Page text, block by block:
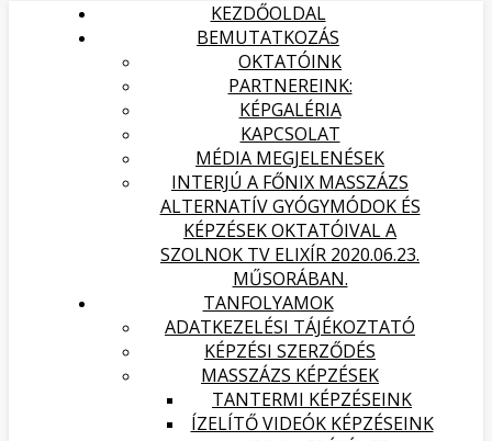
KEZDŐOLDAL
BEMUTATKOZÁS
OKTATÓINK
PARTNEREINK:
KÉPGALÉRIA
KAPCSOLAT
MÉDIA MEGJELENÉSEK
INTERJÚ A FŐNIX MASSZÁZS
ALTERNATÍV GYÓGYMÓDOK ÉS
KÉPZÉSEK OKTATÓIVAL A
SZOLNOK TV ELIXÍR 2020.06.23.
MŰSORÁBAN.
TANFOLYAMOK
ADATKEZELÉSI TÁJÉKOZTATÓ
KÉPZÉSI SZERZŐDÉS
MASSZÁZS KÉPZÉSEK
TANTERMI KÉPZÉSEINK
ÍZELÍTŐ VIDEÓK KÉPZÉSEINK